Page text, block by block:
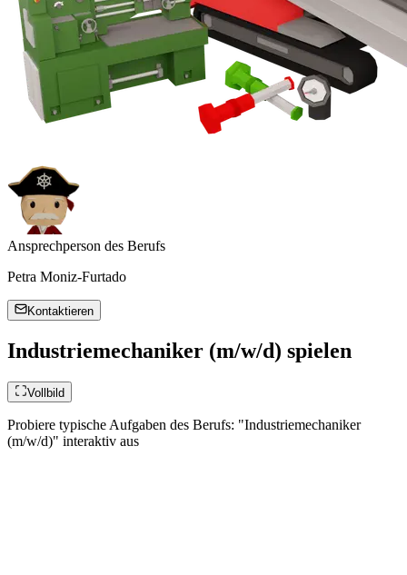
Ansprechperson des Berufs
Petra Moniz-Furtado
Kontaktieren
Industriemechaniker (m/w/d) spielen
Vollbild
Probiere typische Aufgaben des Berufs: "Industriemechaniker
(m/w/d)" interaktiv aus